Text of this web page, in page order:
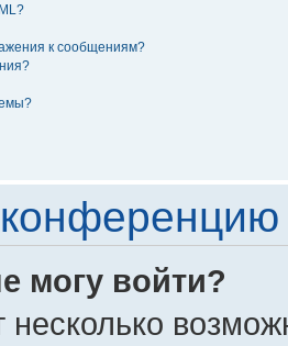
к сообщениям?
могу войти?
несколько